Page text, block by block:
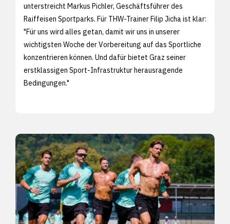
unterstreicht Markus Pichler, Geschäftsführer des
Raiffeisen Sportparks. Für THW-Trainer Filip Jicha ist klar:
"Für uns wird alles getan, damit wir uns in unserer
wichtigsten Woche der Vorbereitung auf das Sportliche
konzentrieren können. Und dafür bietet Graz seiner
erstklassigen Sport-Infrastruktur herausragende
Bedingungen."